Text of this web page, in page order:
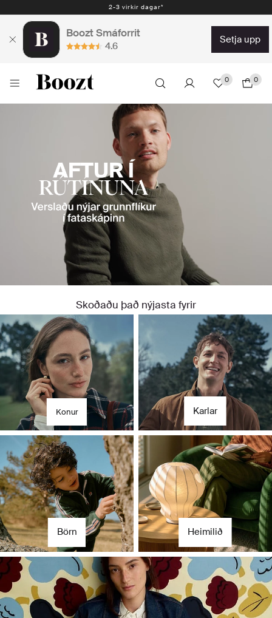
Auðveld skil 30 dagar - 2.300 kr
Boozt Smáforrit
4.6
setja upp
0 0
Fyrir hana
Fyrir hann
Skoðaðu það nýjasta fyrir
Konur Karlar
Börn Heimilið